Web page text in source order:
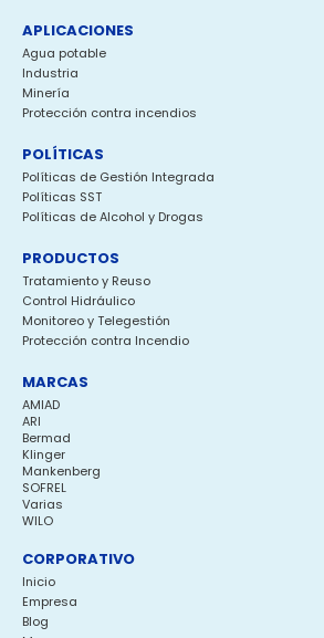
APLICACIONES
Agua potable
Industria
Minería
Protección contra incendios
POLÍTICAS
Políticas de Gestión Integrada
Políticas SST
Políticas de Alcohol y Drogas
PRODUCTOS
Tratamiento y Reuso
Control Hidráulico
Monitoreo y Telegestión
Protección contra Incendio
MARCAS
AMIAD
ARI
Bermad
Klinger
Mankenberg
SOFREL
Varias
WILO
CORPORATIVO
Inicio
Empresa
Blog